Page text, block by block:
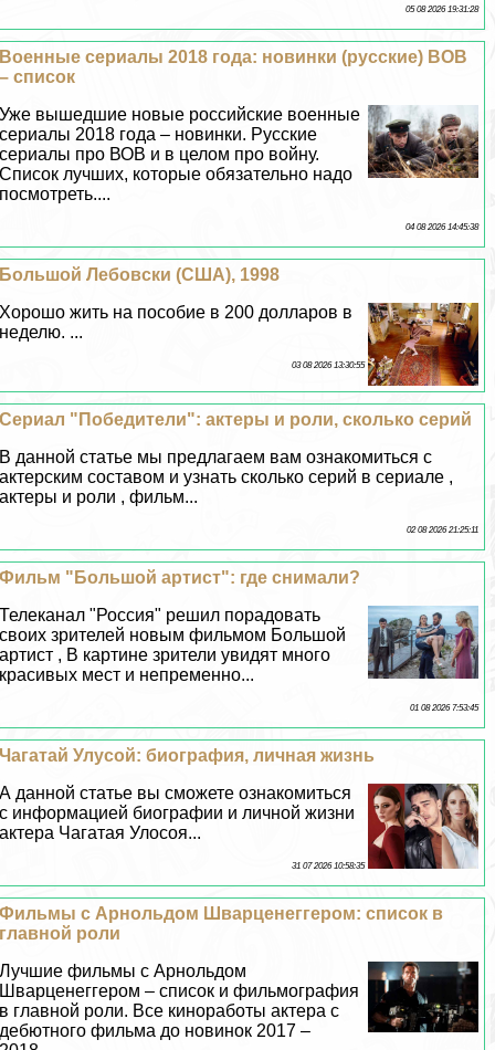
05 08 2026 19:31:28
Военные сериалы 2018 года: новинки (русские) ВОВ
– список
Уже вышедшие новые российские военные
сериалы 2018 года – новинки. Русские
сериалы про ВОВ и в целом про войну.
Список лучших, которые обязательно надо
посмотреть....
04 08 2026 14:45:38
Большой Лебовски (США), 1998
Хорошо жить на пособие в 200 долларов в
неделю. ...
03 08 2026 13:30:55
Сериал "Победители": актеры и роли, сколько серий
В данной статье мы предлагаем вам ознакомиться с
актерским составом и узнать сколько серий в сериале ,
актеры и роли , фильм...
02 08 2026 21:25:11
Фильм "Большой артист": где снимали?
Телеканал "Россия" решил порадовать
своих зрителей новым фильмом Большой
артист , В картине зрители увидят много
красивых мест и непременно...
01 08 2026 7:53:45
Чагатай Улусой: биография, личная жизнь
А данной статье вы сможете ознакомиться
с информацией биографии и личной жизни
актера Чагатая Улосоя...
31 07 2026 10:58:35
Фильмы с Арнольдом Шварценеггером: список в
главной роли
Лучшие фильмы с Арнольдом
Шварценеггером – список и фильмография
в главной роли. Все киноработы актера с
дебютного фильма до новинок 2017 –